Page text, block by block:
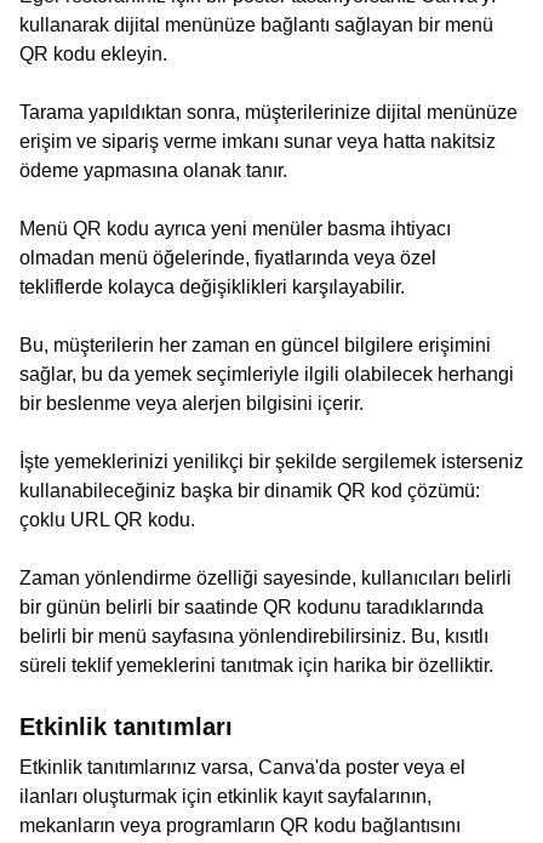
kullanarak dijital menünüze bağlantı sağlayan bir menü
QR kodu ekleyin.
Tarama yapıldıktan sonra, müşterilerinize dijital menünüze
erişim ve sipariş verme imkanı sunar veya hatta nakitsiz
ödeme yapmasına olanak tanır.
Menü QR kodu ayrıca yeni menüler basma ihtiyacı
olmadan menü öğelerinde, fiyatlarında veya özel
tekliflerde kolayca değişiklikleri karşılayabilir.
Bu, müşterilerin her zaman en güncel bilgilere erişimini
sağlar, bu da yemek seçimleriyle ilgili olabilecek herhangi
bir beslenme veya alerjen bilgisini içerir.
İşte yemeklerinizi yenilikçi bir şekilde sergilemek isterseniz
kullanabileceğiniz başka bir dinamik QR kod çözümü:
çoklu URL QR kodu.
Zaman yönlendirme özelliği sayesinde, kullanıcıları belirli
bir günün belirli bir saatinde QR kodunu taradıklarında
belirli bir menü sayfasına yönlendirebilirsiniz. Bu, kısıtlı
süreli teklif yemeklerini tanıtmak için harika bir özelliktir.
Etkinlik tanıtımları
Etkinlik tanıtımlarınız varsa, Canva'da poster veya el
ilanları oluşturmak için etkinlik kayıt sayfalarının,
mekanların veya programların QR kodu bağlantısını